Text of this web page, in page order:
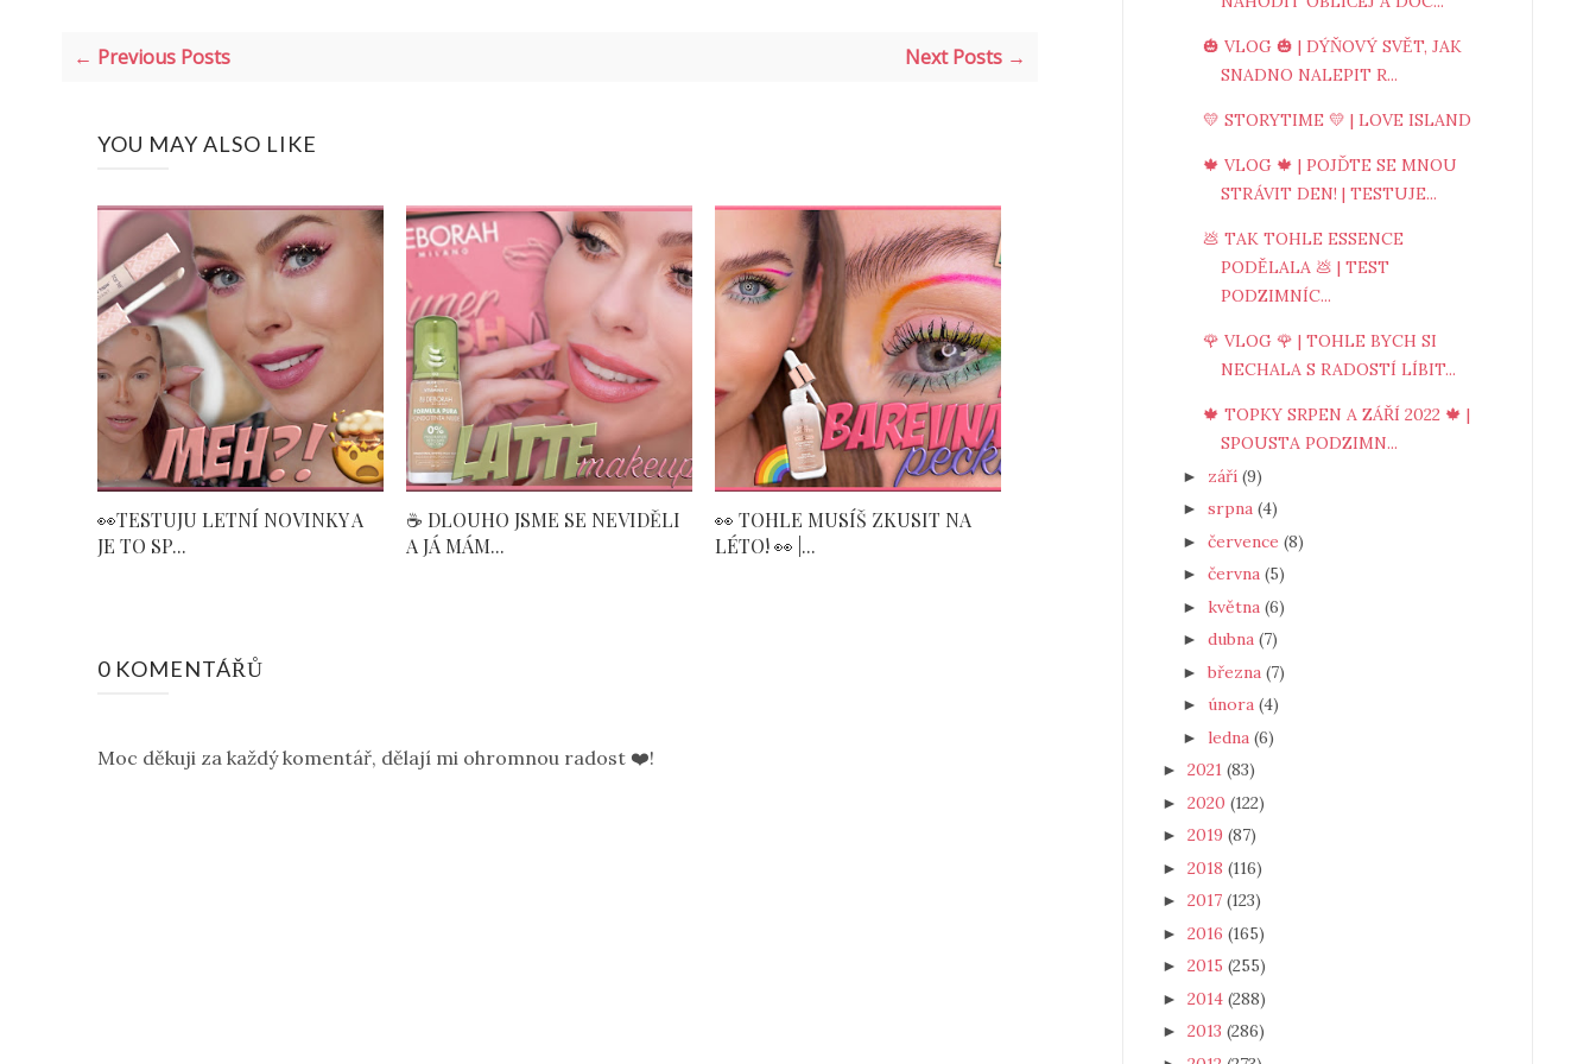
← Previous Posts Next Posts →
YOU MAY ALSO LIKE
👀TESTUJU LETNÍ NOVINKY A
JE TO SP...
☕️ DLOUHO JSME SE NEVIDĚLI
A JÁ MÁM...
👀 TOHLE MUSÍŠ ZKUSIT NA
LÉTO! 👀 |...
0 KOMENTÁŘŮ
Moc děkuji za každý komentář, dělají mi ohromnou radost ❤️!
🎃 VLOG 🎃 | DÝŇOVÝ SVĚT, JAK
SNADNO NALEPIT R...
💛 STORYTIME 💛 | LOVE ISLAND
🍁 VLOG 🍁 | POJĎTE SE MNOU
STRÁVIT DEN! | TESTUJE...
💩 TAK TOHLE ESSENCE
PODĚLALA 💩 | TEST
PODZIMNÍC...
🌹 VLOG 🌹 | TOHLE BYCH SI
NECHALA S RADOSTÍ LÍBIT...
🍁 TOPKY SRPEN A ZÁŘÍ 2022 🍁 |
SPOUSTA PODZIMN...
► září (9)
► srpna (4)
► července (8)
► června (5)
► května (6)
► dubna (7)
► března (7)
► února (4)
► ledna (6)
► 2021 (83)
► 2020 (122)
► 2019 (87)
► 2018 (116)
► 2017 (123)
► 2016 (165)
► 2015 (255)
► 2014 (288)
► 2013 (286)